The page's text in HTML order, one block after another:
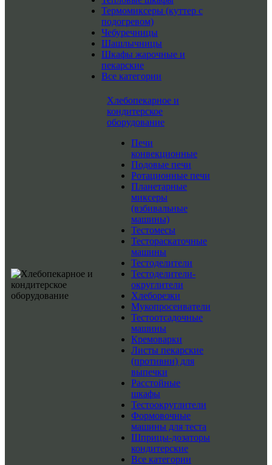
Термомиксеры (куттер с
подогревом)
Чебуречницы
Шашлычницы
Шкафы жарочные и
пекарские
Все категории
Хлебопекарное и
кондитерское
оборудование
Печи
конвекционные
Подовые печи
Ротационные печи
Планетарные
миксеры
(взбивальные
машины)
Тестомесы
Тестораскаточные
машины
Тестоделители
Тестоделители-
округлители
Хлеборезки
Мукопросеиватели
Тестоотсадочные
машины
Кремоварки
Листы пекарские
(противни) для
выпечки
Расстойные
шкафы
Тестоокруглители
Формовочные
машины для теста
Шприцы-дозаторы
кондитерские
Все категории